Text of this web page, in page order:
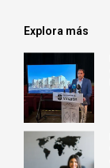
Explora más